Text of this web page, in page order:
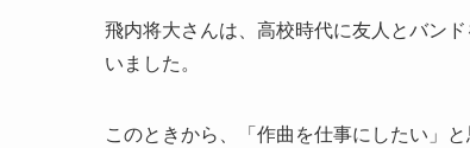
飛内将大さんは、高校時代に友人とバン
いました。
このときから、「作曲を仕事にしたい」と